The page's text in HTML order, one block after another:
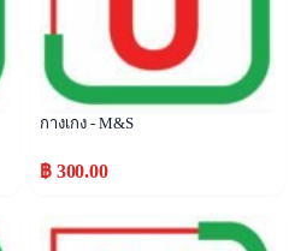
กางเกง - M&S
฿ 300.00
Popular